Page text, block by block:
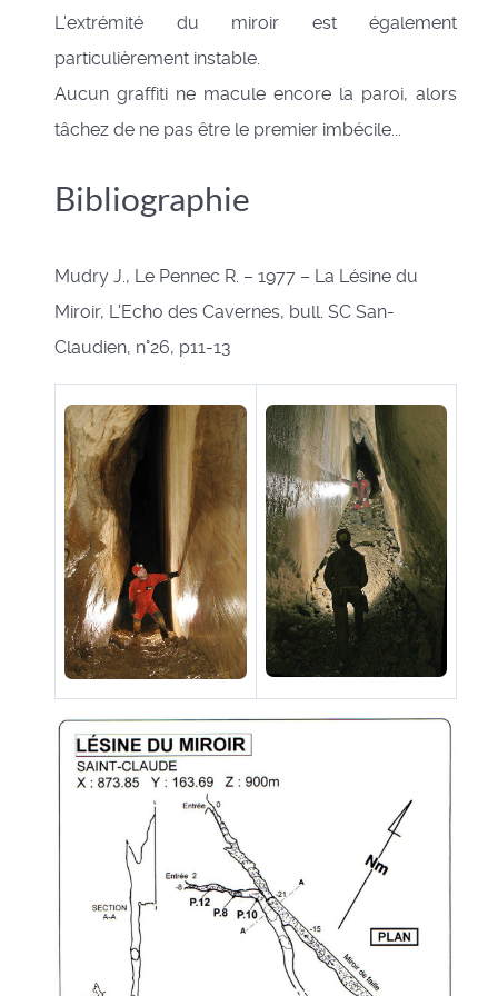
L'extrémité du miroir est également
particulièrement instable.
Aucun graffiti ne macule encore la paroi, alors
tâchez de ne pas être le premier imbécile...
Bibliographie
Mudry J., Le Pennec R. – 1977 – La Lésine du
Miroir, L'Echo des Cavernes, bull. SC San-
Claudien, n°26, p11-13